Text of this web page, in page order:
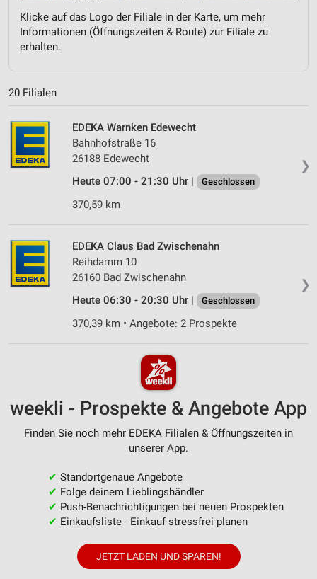
Klicke auf das Logo der Filiale in der Karte, um mehr
Informationen (Öffnungszeiten & Route) zur Filiale zu
erhalten.
20 Filialen
❯
EDEKA Warnken Edewecht
Bahnhofstraße 16
26188 Edewecht
Heute 07:00 - 21:30 Uhr |
Geschlossen
370,59 km
❯
EDEKA Claus Bad Zwischenahn
Reihdamm 10
26160 Bad Zwischenahn
Heute 06:30 - 20:30 Uhr |
Geschlossen
370,39 km • Angebote: 2 Prospekte
weekli - Prospekte & Angebote App
Finden Sie noch mehr EDEKA Filialen & Öffnungszeiten in
unserer App.
✔ Standortgenaue Angebote
✔ Folge deinem Lieblingshändler
✔ Push-Benachrichtigungen bei neuen Prospekten
✔ Einkaufsliste - Einkauf stressfrei planen
JETZT LADEN UND SPAREN!